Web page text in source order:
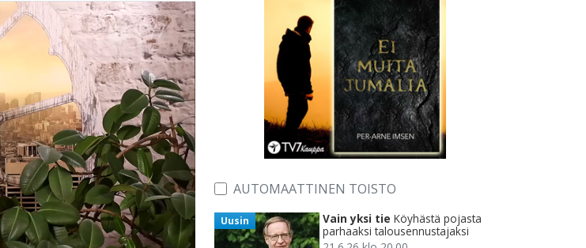
AUTOMAATTINEN TOISTO
Uusin Vain yksi tie Köyhästä pojasta
parhaaksi talousennustajaksi